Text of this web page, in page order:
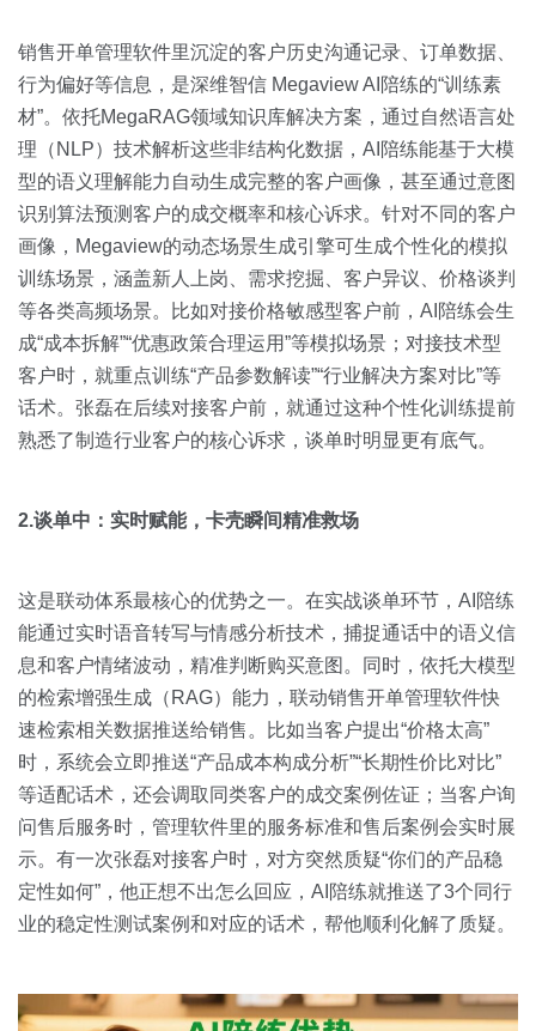
销售开单管理软件里沉淀的客户历史沟通记录、订单数据、
行为偏好等信息，是深维智信 Megaview AI陪练的“训练素
材”。依托MegaRAG领域知识库解决方案，通过自然语言处
理（NLP）技术解析这些非结构化数据，AI陪练能基于大模
型的语义理解能力自动生成完整的客户画像，甚至通过意图
识别算法预测客户的成交概率和核心诉求。针对不同的客户
画像，Megaview的动态场景生成引擎可生成个性化的模拟
训练场景，涵盖新人上岗、需求挖掘、客户异议、价格谈判
等各类高频场景。比如对接价格敏感型客户前，AI陪练会生
成“成本拆解”“优惠政策合理运用”等模拟场景；对接技术型
客户时，就重点训练“产品参数解读”“行业解决方案对比”等
话术。张磊在后续对接客户前，就通过这种个性化训练提前
熟悉了制造行业客户的核心诉求，谈单时明显更有底气。
2.谈单中：实时赋能，卡壳瞬间精准救场
这是联动体系最核心的优势之一。在实战谈单环节，AI陪练
能通过实时语音转写与情感分析技术，捕捉通话中的语义信
息和客户情绪波动，精准判断购买意图。同时，依托大模型
的检索增强生成（RAG）能力，联动销售开单管理软件快
速检索相关数据推送给销售。比如当客户提出“价格太高”
时，系统会立即推送“产品成本构成分析”“长期性价比对比”
等适配话术，还会调取同类客户的成交案例佐证；当客户询
问售后服务时，管理软件里的服务标准和售后案例会实时展
示。有一次张磊对接客户时，对方突然质疑“你们的产品稳
定性如何”，他正想不出怎么回应，AI陪练就推送了3个同行
业的稳定性测试案例和对应的话术，帮他顺利化解了质疑。